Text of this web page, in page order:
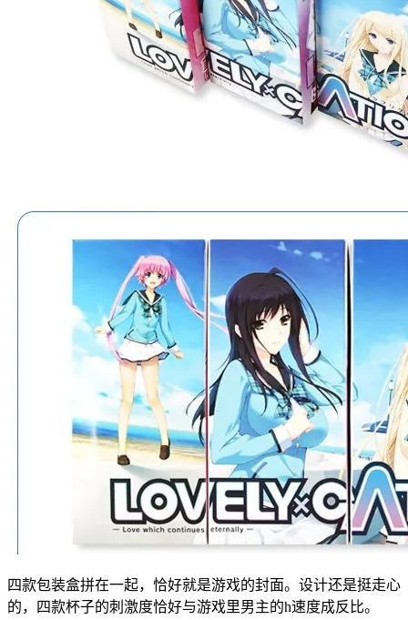
四款包装盒拼在一起，恰好就是游戏的封面。设计还是挺走心
的，四款杯子的刺激度恰好与游戏里男主的h速度成反比。